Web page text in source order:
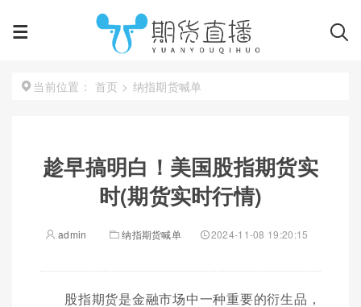
当前位置： 首页 > 纳指期货喊单
趁早搞明白！美国股指期货实
时(期货实时行情)
admin 纳指期货喊单 2024-11-08 19:20:15
股指期货是金融市场中一种重要的衍生品，